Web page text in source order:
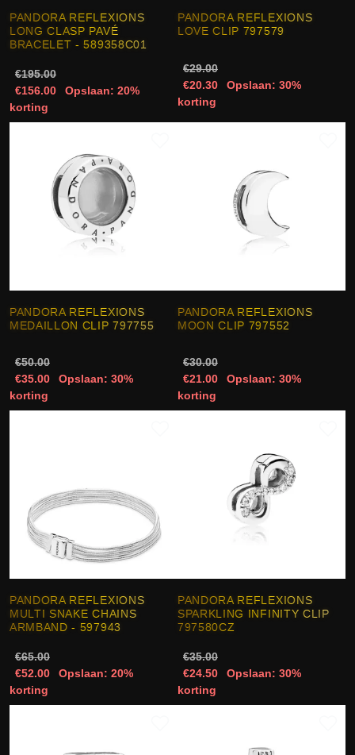
PANDORA REFLEXIONS
LONG CLASP PAVÉ
BRACELET - 589358C01
€195.00
€156.00
Opslaan: 20%
korting
PANDORA REFLEXIONS
LOVE CLIP 797579
€29.00
€20.30
Opslaan: 30%
korting
PANDORA REFLEXIONS
MEDAILLON CLIP 797755
€50.00
€35.00
Opslaan: 30%
korting
PANDORA REFLEXIONS
MOON CLIP 797552
€30.00
€21.00
Opslaan: 30%
korting
PANDORA REFLEXIONS
MULTI SNAKE CHAINS
ARMBAND - 597943
€65.00
€52.00
Opslaan: 20%
korting
PANDORA REFLEXIONS
SPARKLING INFINITY CLIP
797580CZ
€35.00
€24.50
Opslaan: 30%
korting